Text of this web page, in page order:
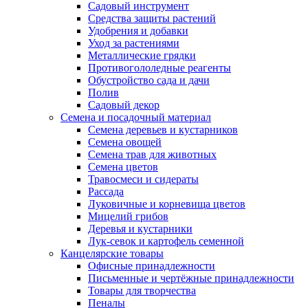
Садовый инструмент
Средства защиты растений
Удобрения и добавки
Уход за растениями
Металлические грядки
Противогололедные реагенты
Обустройство сада и дачи
Полив
Садовый декор
Семена и посадочный материал
Семена деревьев и кустарников
Семена овощей
Семена трав для животных
Семена цветов
Травосмеси и сидераты
Рассада
Луковичные и корневища цветов
Мицелий грибов
Деревья и кустарники
Лук-севок и картофель семенной
Канцелярские товары
Офисные принадлежности
Письменные и чертёжные принадлежности
Товары для творчества
Пеналы